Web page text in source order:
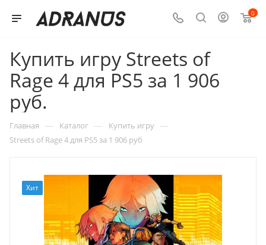
0
Купить игру Streets of
Rage 4 для PS5 за 1 906
руб.
Главная — Каталог — Купить игру —
Streets of Rage 4 для PS5 за 1 906 руб
Хит